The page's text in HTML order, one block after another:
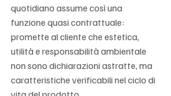
quotidiano assume così una
funzione quasi contrattuale:
promette al cliente che estetica,
utilità e responsabilità ambientale
non sono dichiarazioni astratte, ma
caratteristiche verificabili nel ciclo di